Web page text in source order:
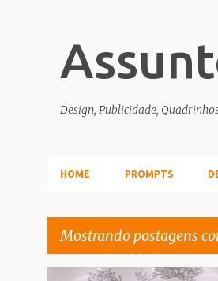
Design, Publicidade,
HOME PROMPTS
Mostrando postagens